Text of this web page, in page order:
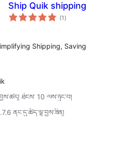
Ship Quik shipping
(1 གདེང་
འཇོག་
)
Shipping, Saving
ཐེངས་ 10 ལས་ཉུང་བ།
ནང་དུ་ཚོད་ལྟ་བྱས་ཟིན།